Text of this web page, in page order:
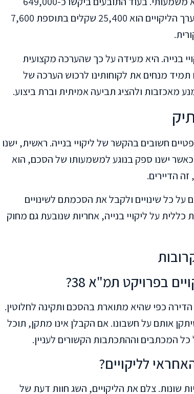
שקלים, המומחה מטעם בית המשפט קבע כי ערך הליקויים הוא 25,400 שקלים בתוספת 7,600
בנייה. היא מעידה על כך שהערכה מקצועית
מנחים את לקוחותינו לרכוש הערכה של
מאכזבות ולהציג תביעה אמיתית וברת ביצוע.
חשובים בהקשר של ליקויי בנייה. ראשית, ישנו
ישנו ספק בנוגע למשמעותו של הסכם, הוא
הדיירים.
על כל שינויים ולקבל את הסכמתם לשינויים
על ליקויי בנייה, אחריות שנובעת גם מחוק
בפרויקט תמ"א 38?
זכאי לקבל את הדירה כפי שהיא מתוארת בהסכם ותקינה לחלוטין.
אותם על חשבונו. אם הקבלן אינו מתקן, תוכל
המכתבים וההתכתבות הקשורים לעניין.
לליקויים?
שונות. צלם את הליקויים, השג חוות דעת של